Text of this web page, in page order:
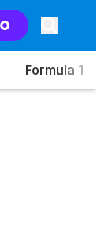
Formula 1